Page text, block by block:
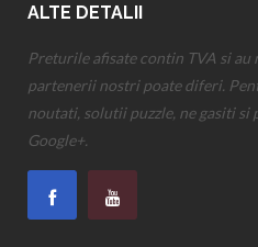
ALTE DETALII
Preturile afisate contin TVA si
partenerii nostri poate diferi.
noutati, solutii puzzle, ne gasiti si
Google+.